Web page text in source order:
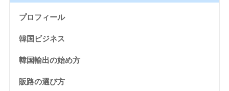
プロフィール
韓国ビジネス
韓国輸出の始め方
販路の選び方